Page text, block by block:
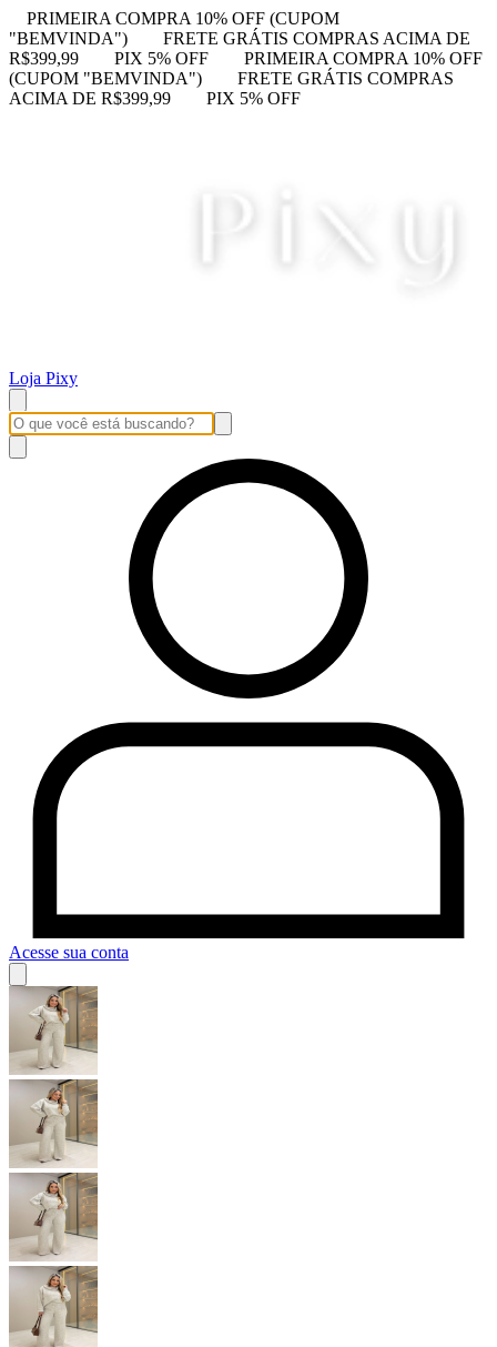
PRIMEIRA COMPRA 10% OFF (CUPOM
"BEMVINDA")
FRETE GRÁTIS COMPRAS ACIMA DE
R$399,99
PIX 5% OFF
PRIMEIRA COMPRA 10% OFF
(CUPOM "BEMVINDA")
FRETE GRÁTIS COMPRAS
ACIMA DE R$399,99
PIX 5% OFF
Loja Pixy
Acesse sua conta